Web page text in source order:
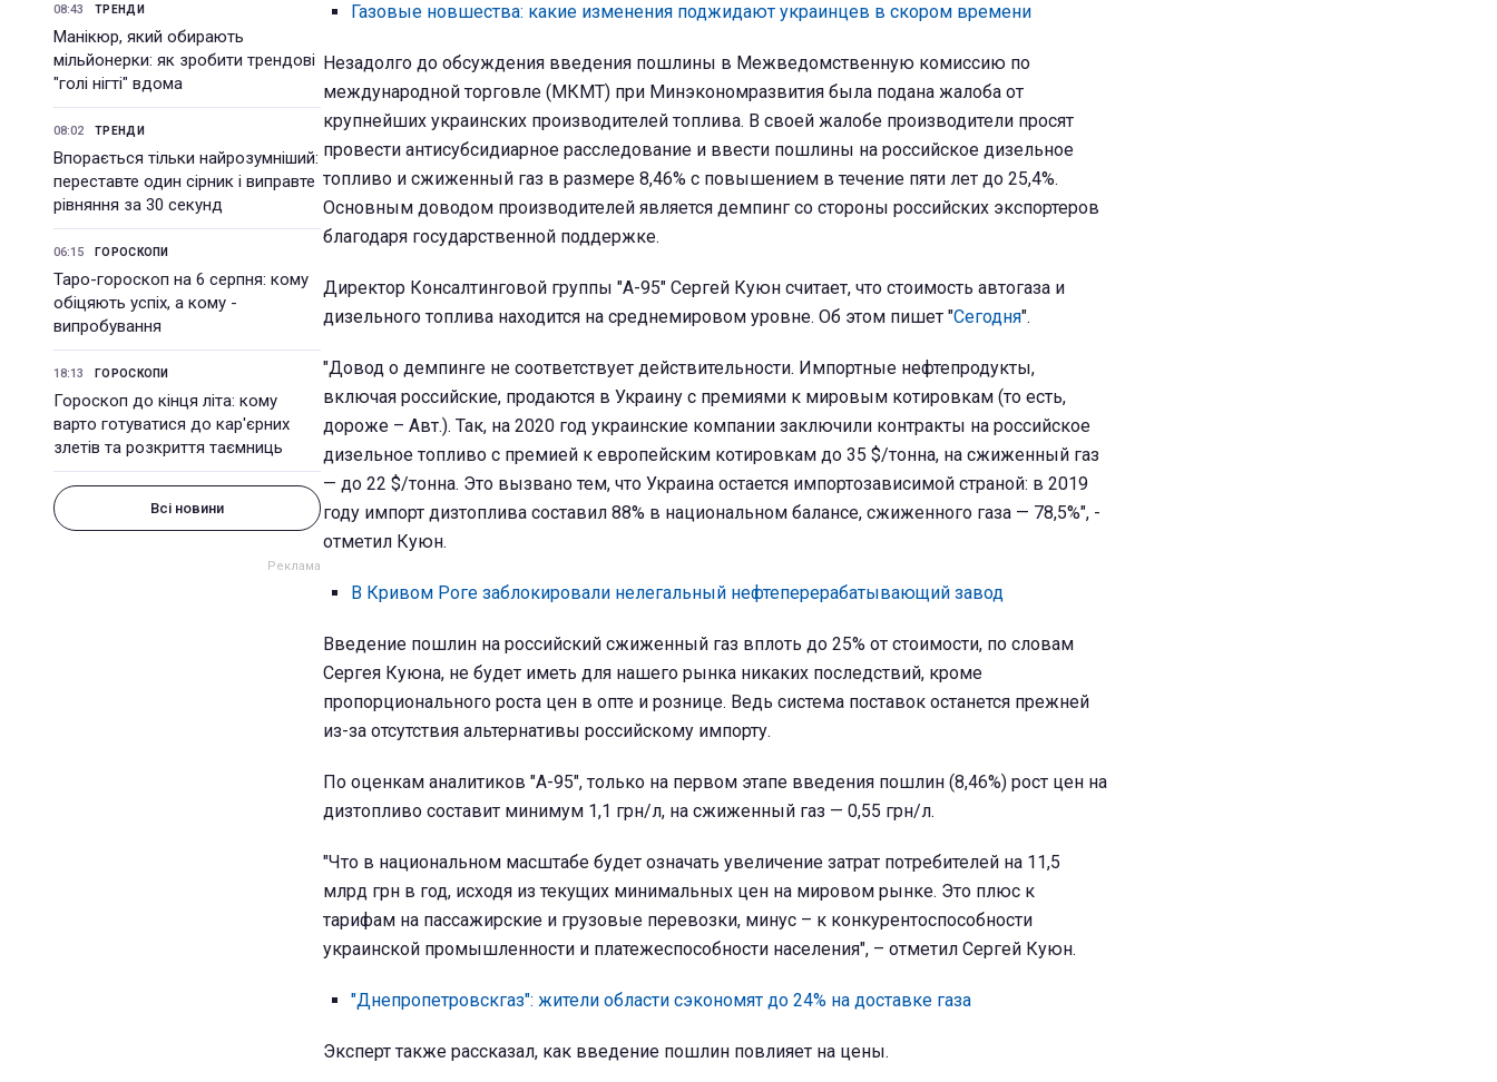
08:43 ТРЕНДИ
Манікюр, який обирають
мільйонерки: як зробити трендові
"голі нігті" вдома
08:02 ТРЕНДИ
Впорається тільки найрозумніший:
переставте один сірник і виправте
рівняння за 30 секунд
06:15 ГОРОСКОПИ
Таро-гороскоп на 6 серпня: кому
обіцяють успіх, а кому -
випробування
18:13 ГОРОСКОПИ
Гороскоп до кінця літа: кому
варто готуватися до кар'єрних
злетів та розкриття таємниць
Всі новини
Газовые новшества: какие изменения поджидают украинцев в скором времени
Незадолго до обсуждения введения пошлины в Межведомственную комиссию по
международной торговле (МКМТ) при Минэкономразвития была подана жалоба от
крупнейших украинских производителей топлива. В своей жалобе производители просят
провести антисубсидиарное расследование и ввести пошлины на российское дизельное
топливо и сжиженный газ в размере 8,46% с повышением в течение пяти лет до 25,4%.
Основным доводом производителей является демпинг со стороны российских экспортеров
благодаря государственной поддержке.
Директор Консалтинговой группы "А-95" Сергей Куюн считает, что стоимость автогаза и
дизельного топлива находится на среднемировом уровне. Об этом пишет "Сегодня".
"Довод о демпинге не соответствует действительности. Импортные нефтепродукты,
включая российские, продаются в Украину с премиями к мировым котировкам (то есть,
дороже – Авт.). Так, на 2020 год украинские компании заключили контракты на российское
дизельное топливо с премией к европейским котировкам до 35 $/тонна, на сжиженный газ
— до 22 $/тонна. Это вызвано тем, что Украина остается импортозависимой страной: в 2019
году импорт дизтоплива составил 88% в национальном балансе, сжиженного газа — 78,5%", -
отметил Куюн.
В Кривом Роге заблокировали нелегальный нефтеперерабатывающий завод
Введение пошлин на российский сжиженный газ вплоть до 25% от стоимости, по словам
Сергея Куюна, не будет иметь для нашего рынка никаких последствий, кроме
пропорционального роста цен в опте и рознице. Ведь система поставок останется прежней
из-за отсутствия альтернативы российскому импорту.
По оценкам аналитиков "А-95", только на первом этапе введения пошлин (8,46%) рост цен на
дизтопливо составит минимум 1,1 грн/л, на сжиженный газ — 0,55 грн/л.
"Что в национальном масштабе будет означать увеличение затрат потребителей на 11,5
млрд грн в год, исходя из текущих минимальных цен на мировом рынке. Это плюс к
тарифам на пассажирские и грузовые перевозки, минус – к конкурентоспособности
украинской промышленности и платежеспособности населения", – отметил Сергей Куюн.
"Днепропетровскгаз": жители области сэкономят до 24% на доставке газа
Эксперт также рассказал, как введение пошлин повлияет на цены.